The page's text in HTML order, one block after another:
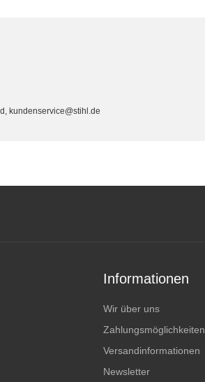
kundenservice@stihl.de
Informationen
Wir über uns
Zahlungsmöglichkeiten
Versandinformationen
Newsletter